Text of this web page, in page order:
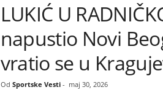
LUKIĆ U
napustio Novi
vratio se u
Od Sportske Vesti- maj 30, 2026